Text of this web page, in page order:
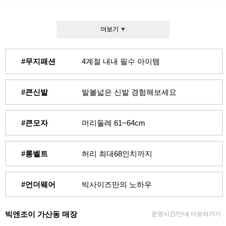
더보기 ▼
#무지패션 4계절 내내 필수 아이템
#큰신발 발볼넓은 신발 경험해보세요
#큰모자 머리둘레 61~64cm
#롱벨트 허리 최대68인치까지
#언더웨어 빅사이즈만의 노하우
빅앤조이 가산동 매장 운영시간/안내 더보러가기